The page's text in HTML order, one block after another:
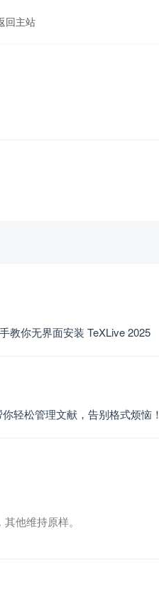
回主站
教你无界面安装 TeXLive 2025
轻松管理文献，告别格式烦恼！
他维持原样。